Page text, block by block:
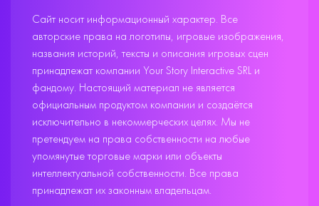
Сайт носит информационный характер. Все
авторские права на логотипы, игровые изображения,
названия историй, тексты и описания игровых сцен
принадлежат компании Your Story Interactive SRL и
фандому. Настоящий материал не является
официальным продуктом компании и создаётся
исключительно в некоммерческих целях. Мы не
претендуем на права собственности на любые
упомянутые торговые марки или объекты
интеллектуальной собственности. Все права
принадлежат их законным владельцам.